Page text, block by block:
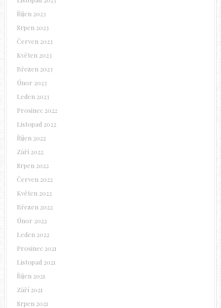
Říjen 2023
Srpen 2023
Červen 2023
Květen 2023
Březen 2023
Únor 2023
Leden 2023
Prosinec 2022
Listopad 2022
Říjen 2022
Září 2022
Srpen 2022
Červen 2022
Květen 2022
Březen 2022
Únor 2022
Leden 2022
Prosinec 2021
Listopad 2021
Říjen 2021
Září 2021
Srpen 2021